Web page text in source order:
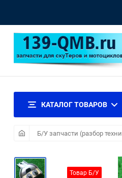
КАТАЛОГ ТОВАРОВ
Б/У запчасти (разбор
Товар Б/У